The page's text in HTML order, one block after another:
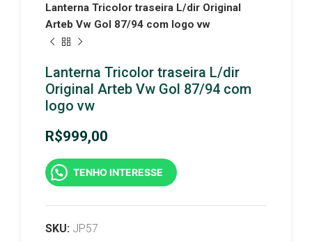
Lanterna Tricolor traseira L/dir Original
Arteb Vw Gol 87/94 com logo vw
Lanterna Tricolor traseira L/dir
Original Arteb Vw Gol 87/94 com
logo vw
R$999,00
TENHO INTERESSE
SKU: JP57